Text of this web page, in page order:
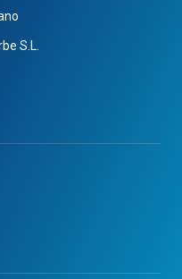
S.L.